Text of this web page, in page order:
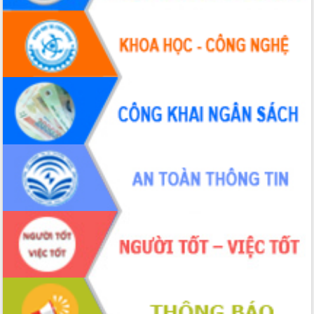
Tháo gỡ những vướng mắc, đẩy mạnh
công tác cải cách thủ tục hành chính
tại Trung tâm Phục vụ hành chính
công tỉnh
Đắk Lắk: Tôn vinh 46 giải pháp tại Hội
thi Sáng tạo Kỹ thuật 2024 - 2025
Đắk Lắk rà soát, điều chỉnh Đề án 190
về phát triển nuôi trồng thủy sản
Phó Chủ tịch UBND tỉnh Đắk Lắk
Trương Công Thái kiểm tra thực địa
Dự án cao tốc Khánh Hòa - Buôn Ma
Thuột
Định vị cà phê Việt Nam như một “di
sản sống” trong dòng chảy toàn cầu
Xây dựng nông thôn mới: Nâng cao đời
sống người dân từ những mô hình thiết
thực
Quyết liệt tháo gỡ vướng mắc, đẩy
nhanh tiến độ các dự án trọng điểm
trong Khu kinh tế Nam Phú Yên